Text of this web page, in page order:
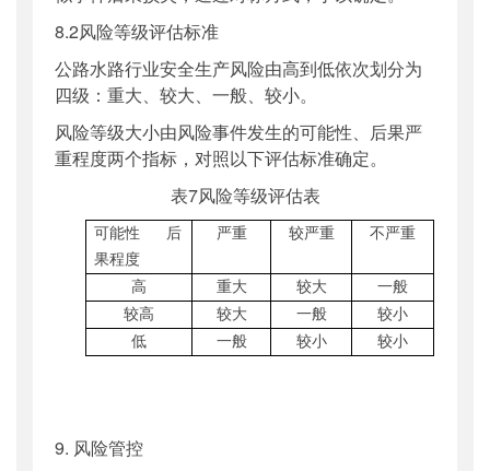
8.2风险等级评估标准
公路水路行业安全生产风险由高到低依次划分为
四级：重大、较大、一般、较小。
风险等级大小由风险事件发生的可能性、后果严
重程度两个指标，对照以下评估标准确定。
表7风险等级评估表
可能性
后
果程度
严重 较严重 不严重
高 重大 较大
一般
较高
较大 一般
较小
低
一般 较小 较小
9. 风险管控